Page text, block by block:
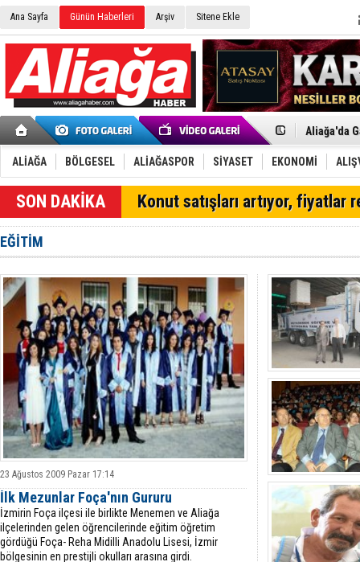
Ana Sayfa Günün Haberleri Arşiv Sitene Ekle
Menemen
Aliağa'da
Furkan
Chp
AK Parti
SOCAR
Trafiği
Aliağa'daki
Chp
Dikili'de
Aliağa-
ALİAĞA BÖLGESEL ALİAĞASPOR SİYASET EKONOMİ
Konut satışları artıyor, fiyatlar
EĞİTİM
23 Ağustos 2009 Pazar 17:14
İlk Mezunlar Foça'nın Gururu
İzmirin Foça ilçesi ile birlikte Menemen ve Aliağa
ilçelerinden gelen öğrencilerinde eğitim öğretim
gördüğü Foça- Reha Midilli Anadolu Lisesi, İzmir
bölgesinin en prestijli okulları arasına girdi.